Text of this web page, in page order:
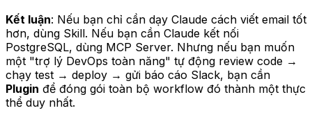
Kết luận: Nếu bạn chỉ cần dạy Claude cách viết email tốt
hơn, dùng Skill. Nếu bạn cần Claude kết nối
PostgreSQL, dùng MCP Server. Nhưng nếu bạn muốn
một "trợ lý DevOps toàn năng" tự động review code →
chạy test → deploy → gửi báo cáo Slack, bạn cần
Plugin để đóng gói toàn bộ workflow đó thành một thực
thể duy nhất.